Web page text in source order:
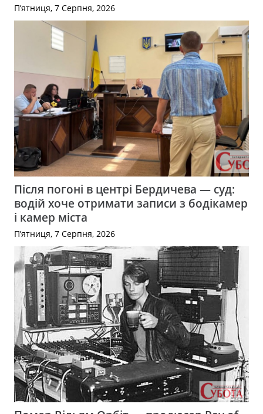
П’ятниця, 7 Серпня, 2026
Після погоні в центрі Бердичева — суд:
водій хоче отримати записи з бодікамер
і камер міста
П’ятниця, 7 Серпня, 2026